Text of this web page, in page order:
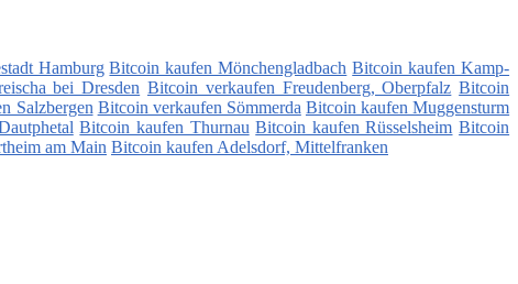
Hamburg Bitcoin kaufen Mönchengladbach Bitcoin kaufen Kamp-
bei Dresden Bitcoin verkaufen Freudenberg, Oberpfalz Bitcoin
Salzbergen Bitcoin verkaufen Sömmerda Bitcoin kaufen Muggensturm
Bitcoin kaufen Thurnau Bitcoin kaufen Rüsselsheim Bitcoin
am Main Bitcoin kaufen Adelsdorf, Mittelfranken